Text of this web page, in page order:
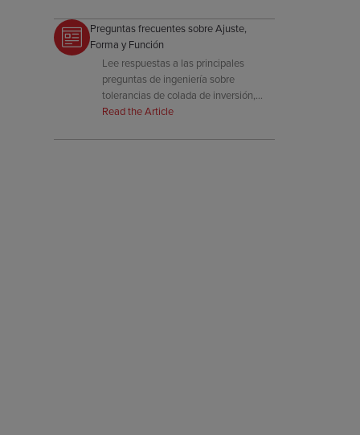
Preguntas frecuentes sobre Ajuste,
Forma y Función
Lee respuestas a las principales
preguntas de ingeniería sobre
tolerancias de colada de inversión,
grosor de pared, factores de retracción
Read the Article